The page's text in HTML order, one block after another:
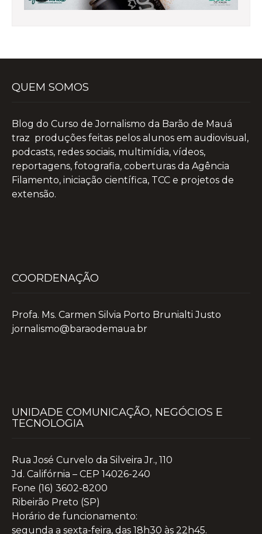
QUEM SOMOS
Blog do Curso de Jornalismo da Barão de Mauá
traz produções feitas pelos alunos em audiovisual,
podcasts, redes sociais, multimídia, vídeos,
reportagens, fotografia, coberturas da Agência
Filamento, iniciação científica, TCC e projetos de
extensão.
COORDENAÇÃO
Profa. Ms. Carmen Silvia Porto Brunialti Justo
jornalismo@baraodemaua.br
UNIDADE COMUNICAÇÃO, NEGÓCIOS E
TECNOLOGIA
Rua José Curvelo da Silveira Jr., 110
Jd. Califórnia – CEP 14026-240
Fone (16) 3602-8200
Ribeirão Preto (SP)
Horário de funcionamento:
segunda a sexta-feira, das 18h30 às 22h45.